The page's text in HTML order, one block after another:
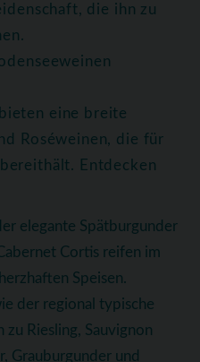
die ihn zu
eine breite
Roséweinen, die für
Entdecken
elegante Spätburgunder
Cortis reifen im
Speisen.
der regional typische
zu Riesling, Sauvignon
Grauburgunder und